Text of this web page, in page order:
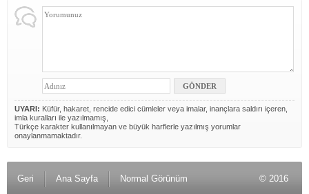
UYARI: Küfür, hakaret, rencide edici cümleler veya imalar, inançlara saldırı içeren,
imla kuralları ile yazılmamış,
Türkçe karakter kullanılmayan ve büyük harflerle yazılmış yorumlar
onaylanmamaktadır.
Geri Ana Sayfa Normal Görünüm © 2016